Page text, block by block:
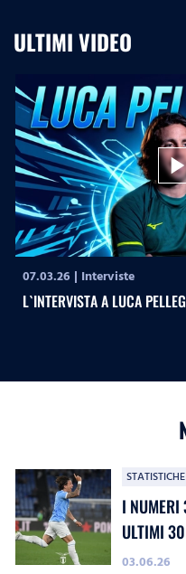
ULTIMI VIDEO
07.03.26 | Interviste
L`INTERVISTA A LUCA
STATISTICHE
I NUMERI
ULTIMI
03.06.26